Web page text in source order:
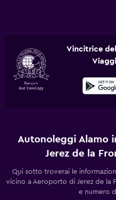
Vincitrice
Autonoleggi Alamo
Jerez de la
Qui sotto troverai le
vicino a Aeroporto di Jerez de la
e numero